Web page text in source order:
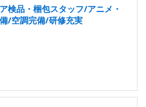
検品・梱包スタッフ/アニメ・
/空調完備/研修充実